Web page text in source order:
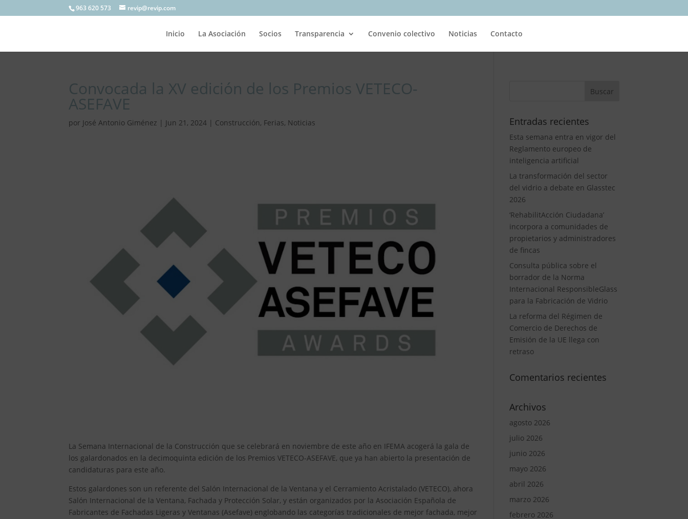
963 620 573 revip@revip.com
Inicio La Asociación Socios Transparencia Convenio colectivo Noticias Contacto
Convocada la XV edición de los Premios VETECO-
ASEFAVE
por José Antonio Giménez | Jun 21, 2024 | Construcción, Ferias, Noticias
La Semana Internacional de la Construcción que se celebrará en noviembre de este año en IFEMA acogerá la gala de
los galardonados en la decimoquinta edición de los Premios VETECO-ASEFAVE, que ya han abierto la presentación de
candidaturas para este año.
Estos galardones son un referente del Salón Internacional de la Ventana y el Cerramiento Acristalado (VETECO), ahora
Salón Internacional de la Ventana, Fachada y Protección Solar, y están organizados por la Asociación Española de
Fabricantes de Fachadas Ligeras y Ventanas (Asefave) englobando las categorías tradicionales de mejor fachada, mejor
Entradas recientes
Esta semana entra en vigor del
Reglamento europeo de
inteligencia artificial
La transformación del sector
del vidrio a debate en Glasstec
2026
‘RehabilitAcción Ciudadana’
incorpora a comunidades de
propietarios y administradores
de fincas
Consulta pública sobre el
borrador de la Norma
Internacional ResponsibleGlass
para la Fabricación de Vidrio
La reforma del Régimen de
Comercio de Derechos de
Emisión de la UE llega con
retraso
Comentarios recientes
Archivos
agosto 2026
julio 2026
junio 2026
mayo 2026
abril 2026
marzo 2026
febrero 2026